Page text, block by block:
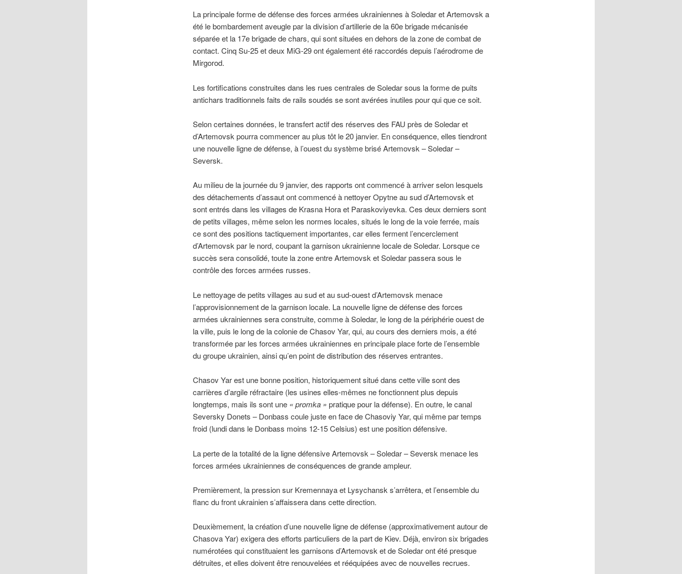
La principale forme de défense des forces armées ukrainiennes à Soledar et Artemovsk a
été le bombardement aveugle par la division d’artillerie de la 60e brigade mécanisée
séparée et la 17e brigade de chars, qui sont situées en dehors de la zone de combat de
contact. Cinq Su-25 et deux MiG-29 ont également été raccordés depuis l’aérodrome de
Mirgorod.
Les fortifications construites dans les rues centrales de Soledar sous la forme de puits
antichars traditionnels faits de rails soudés se sont avérées inutiles pour qui que ce soit.
Selon certaines données, le transfert actif des réserves des FAU près de Soledar et
d’Artemovsk pourra commencer au plus tôt le 20 janvier. En conséquence, elles tiendront
une nouvelle ligne de défense, à l’ouest du système brisé Artemovsk – Soledar –
Seversk.
Au milieu de la journée du 9 janvier, des rapports ont commencé à arriver selon lesquels
des détachements d’assaut ont commencé à nettoyer Opytne au sud d’Artemovsk et
sont entrés dans les villages de Krasna Hora et Paraskoviyevka. Ces deux derniers sont
de petits villages, même selon les normes locales, situés le long de la voie ferrée, mais
ce sont des positions tactiquement importantes, car elles ferment l’encerclement
d’Artemovsk par le nord, coupant la garnison ukrainienne locale de Soledar. Lorsque ce
succès sera consolidé, toute la zone entre Artemovsk et Soledar passera sous le
contrôle des forces armées russes.
Le nettoyage de petits villages au sud et au sud-ouest d’Artemovsk menace
l’approvisionnement de la garnison locale. La nouvelle ligne de défense des forces
armées ukrainiennes sera construite, comme à Soledar, le long de la périphérie ouest de
la ville, puis le long de la colonie de Chasov Yar, qui, au cours des derniers mois, a été
transformée par les forces armées ukrainiennes en principale place forte de l’ensemble
du groupe ukrainien, ainsi qu’en point de distribution des réserves entrantes.
Chasov Yar est une bonne position, historiquement situé dans cette ville sont des
carrières d’argile réfractaire (les usines elles-mêmes ne fonctionnent plus depuis
longtemps, mais ils sont une « promka » pratique pour la défense). En outre, le canal
Seversky Donets – Donbass coule juste en face de Chasoviy Yar, qui même par temps
froid (lundi dans le Donbass moins 12-15 Celsius) est une position défensive.
La perte de la totalité de la ligne défensive Artemovsk – Soledar – Seversk menace les
forces armées ukrainiennes de conséquences de grande ampleur.
Premièrement, la pression sur Kremennaya et Lysychansk s’arrêtera, et l’ensemble du
flanc du front ukrainien s’affaissera dans cette direction.
Deuxièmement, la création d’une nouvelle ligne de défense (approximativement autour de
Chasova Yar) exigera des efforts particuliers de la part de Kiev. Déjà, environ six brigades
numérotées qui constituaient les garnisons d’Artemovsk et de Soledar ont été presque
détruites, et elles doivent être renouvelées et rééquipées avec de nouvelles recrues.